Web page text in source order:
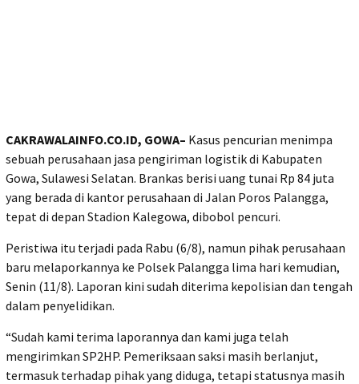
CAKRAWALAINFO.CO.ID, GOWA– Kasus pencurian menimpa
sebuah perusahaan jasa pengiriman logistik di Kabupaten
Gowa, Sulawesi Selatan. Brankas berisi uang tunai Rp 84 juta
yang berada di kantor perusahaan di Jalan Poros Palangga,
tepat di depan Stadion Kalegowa, dibobol pencuri.
Peristiwa itu terjadi pada Rabu (6/8), namun pihak perusahaan
baru melaporkannya ke Polsek Palangga lima hari kemudian,
Senin (11/8). Laporan kini sudah diterima kepolisian dan tengah
dalam penyelidikan.
“Sudah kami terima laporannya dan kami juga telah
mengirimkan SP2HP. Pemeriksaan saksi masih berlanjut,
termasuk terhadap pihak yang diduga, tetapi statusnya masih